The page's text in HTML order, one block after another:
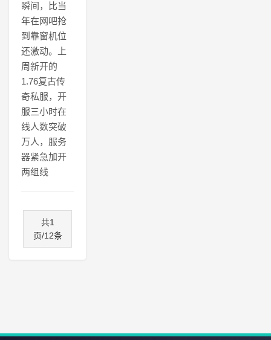
瞬间，比当
年在网吧抢
到靠窗机位
还激动。上
周新开的
1.76复古传
奇私服，开
服三小时在
线人数突破
万人，服务
器紧急加开
两组线
共1
页/12条